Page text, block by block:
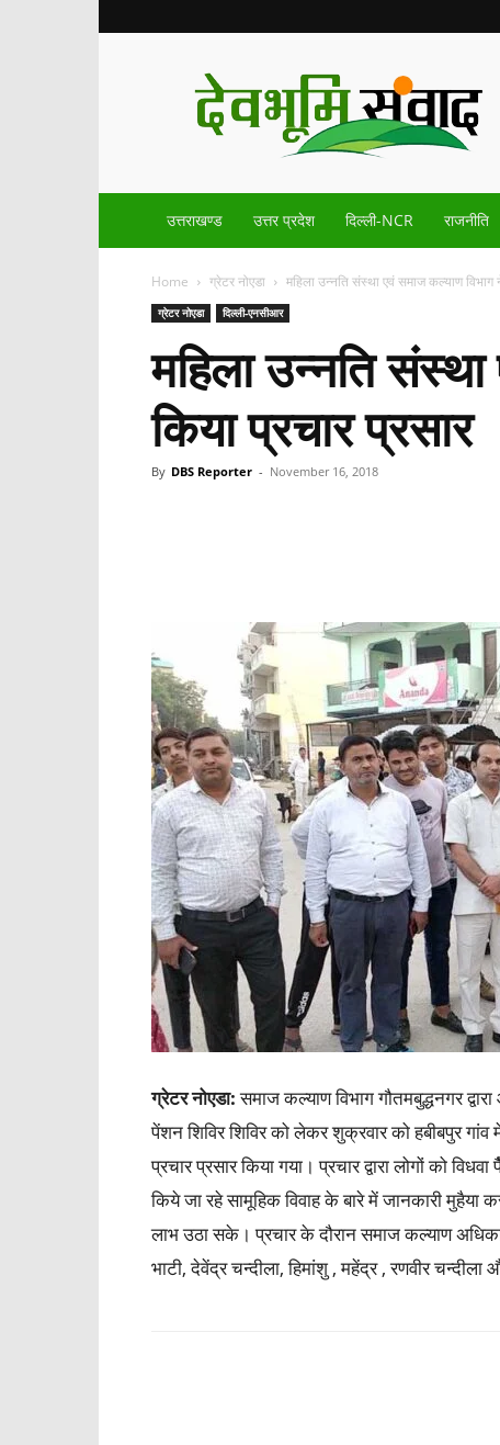
Devbhoomisamvad.com
उत्तराखण्ड उत्तर प्रदेश दिल्ली-NCR राजनीति
Home ग्रेटर नोएडा महिला उन्नति संस्था एवं समाज कल्याण
ग्रेटर नोएडा दिल्ली-एनसीआर
महिला उन्नति
किया प्रचार प्रसार
By DBS Reporter - November 16, 2018
ग्रेटर नोएडा:समाज कल्याण विभाग गौतमबुद्धनगर
पेंशन शिविर शिविर को लेकर शुक्रवार को हबीबपुर गांव
प्रचार प्रसार किया गया। प्रचार द्वारा लोगों को
किये जा रहे सामूहिक विवाह के बारे में जानकारी मुहैया
लाभ उठा सके। प्रचार के दौरान समाज कल्याण
भाटी, देवेंद्र चन्दीला, हिमांशु , महेंद्र , रणवीर